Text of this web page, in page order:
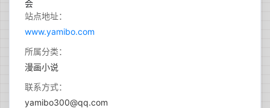
站点地址：
www.yamibo.com
所属分类：
漫画小说
联系方式：
yamibo300@qq.com